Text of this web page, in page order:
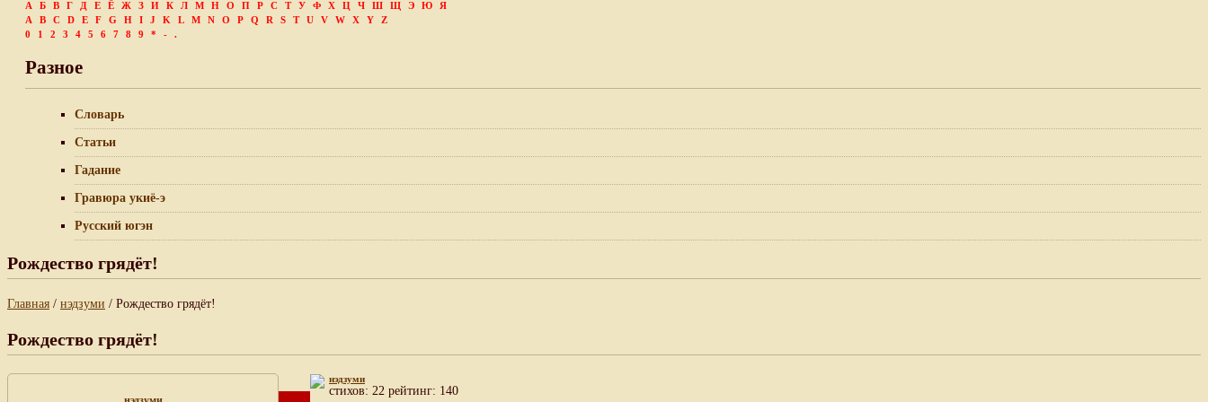
А Б В Г Д Е Ё Ж З И К Л М Н О П Р С Т У Ф Х Ц Ч Ш Щ Э Ю
Я
A
B C D E F G H I J K L M N O P Q R S T U V W X Y
Z
0
1 2 3 4 5 6 7 8 9 * - .
Разное
Словарь
Статьи
Гадание
Гравюра укиё-э
Русский югэн
Рождество грядёт!
Главная / нэдзуми / Рождество грядёт!
Рождество грядёт!
нэдзуми
cтихов: 22 рейтинг: 140